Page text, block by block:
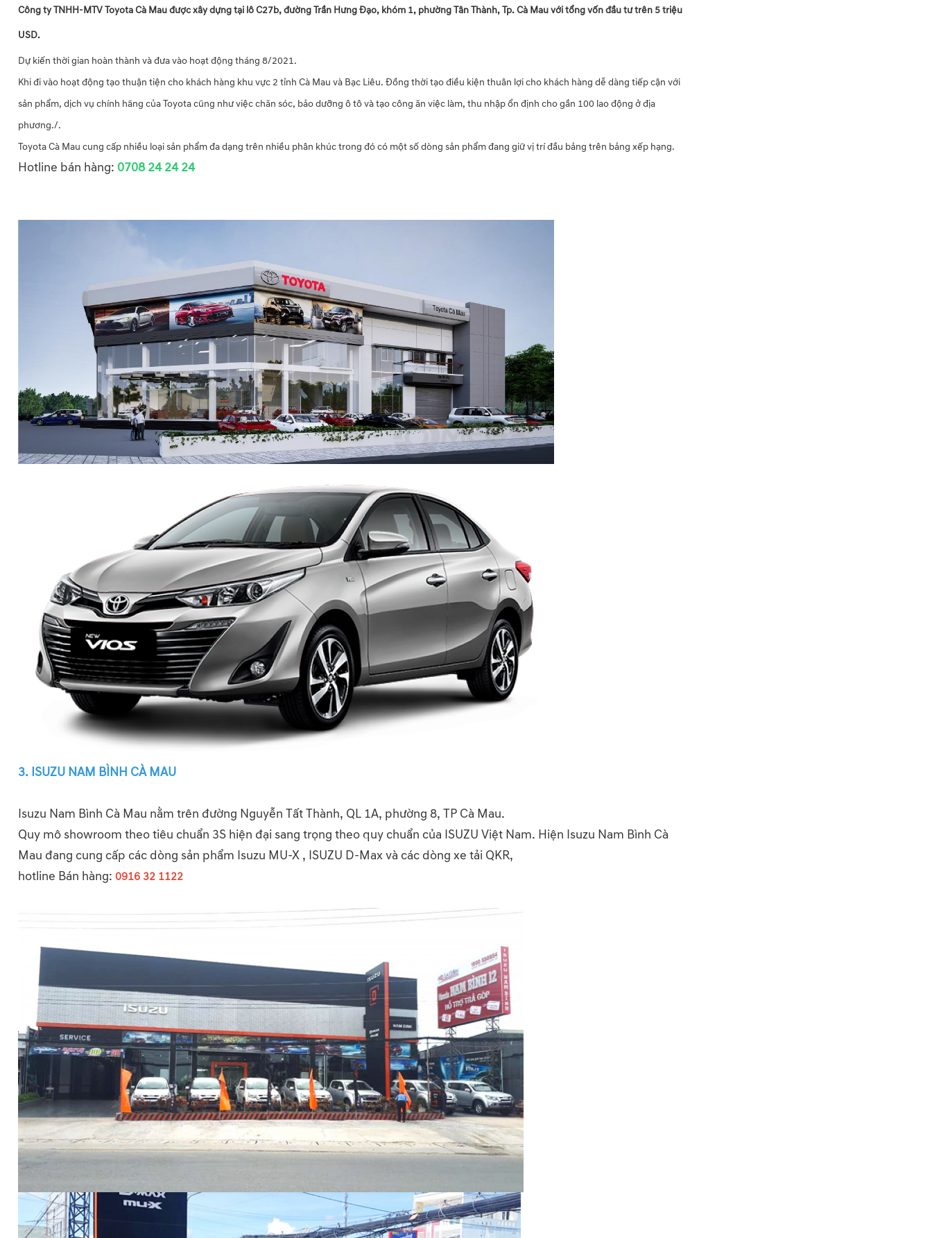
Công ty TNHH-MTV Toyota Cà Mau được xây dựng tại lô C27b, đường Trần Hưng Đạo, khóm 1, phường Tân Thành, Tp. Cà Mau với tổng vốn đầu tư trên 5 triệu
USD.
Dự kiến thời gian hoàn thành và đưa vào hoạt động tháng 8/2021.
Khi đi vào hoạt động tạo thuận tiện cho khách hàng khu vực 2 tỉnh Cà Mau và Bạc Liêu. Đồng thời tạo điều kiện thuân lợi cho khách hàng dễ dàng tiếp cận với
sản phẩm, dịch vụ chính hãng của Toyota cũng như việc chăn sóc, bảo dưỡng ô tô và tạo công ăn việc làm, thu nhập ổn định cho gần 100 lao động ở địa
phương./.
Toyota Cà Mau cung cấp nhiều loại sản phẩm đa dạng trên nhiều phân khúc trong đó có một số dòng sản phẩm đang giữ vị trí đầu bảng trên bảng xếp hạng.
Hotline bán hàng: 0708 24 24 24
3. ISUZU NAM BÌNH CÀ MAU
Isuzu Nam Bình Cà Mau nằm trên đường Nguyễn Tất Thành, QL 1A, phường 8, TP Cà Mau.
Quy mô showroom theo tiêu chuẩn 3S hiện đại sang trọng theo quy chuẩn của ISUZU Việt Nam. Hiện Isuzu Nam Bình Cà
Mau đang cung cấp các dòng sản phẩm Isuzu MU-X , ISUZU D-Max và các dòng xe tải QKR,
hotline Bán hàng: 0916 32 1122